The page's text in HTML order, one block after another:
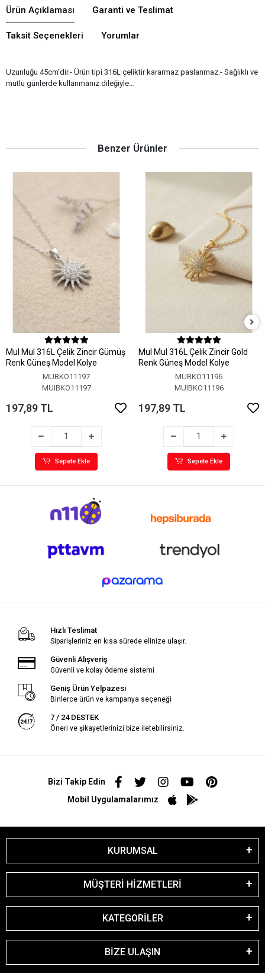
Ürün Açıklaması Garanti ve Teslimat
Taksit Seçenekleri Yorumlar
Uzunluğu 45cm’dir.- Ürün tipi 316L çeliktir kararmaz paslanmaz.- Sağlıklı ve
mutlu günlerde kullanmanız dileğiyle…
Benzer Ürünler
MuI MuI 316L Çelik Zincir Gümüş
Renk Güneş Model Kolye
MUBKO11197
MUIBKO11197
197,89 TL
Sepete Ekle
MuI MuI 316L Çelik Zincir Gold
Renk Güneş Model Kolye
MUBKO11196
MUIBKO11196
197,89 TL
Sepete Ekle
Hızlı Teslimat
Siparişleriniz en kısa sürede elinize ulaşır.
Güvenli Alışveriş
Güvenli ve kolay ödeme sistemi
Geniş Ürün Yelpazesi
Binlerce ürün ve kampanya seçeneği
7 / 24 DESTEK
Öneri ve şikayetlerinizi bize iletebilirsiniz.
Bizi Takip Edin
Mobil Uygulamalarımız
KURUMSAL
MÜŞTERİ HİZMETLERİ
KATEGORİLER
BİZE ULAŞIN